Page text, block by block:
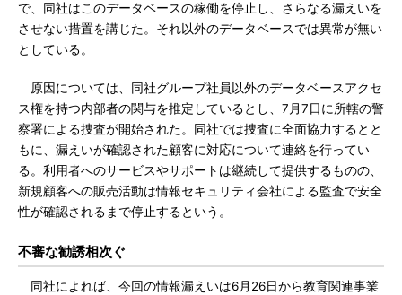
で、同社はこのデータベースの稼働を停止し、さらなる漏えいを
させない措置を講じた。それ以外のデータベースでは異常が無い
としている。
原因については、同社グループ社員以外のデータベースアクセ
ス権を持つ内部者の関与を推定しているとし、7月7日に所轄の警
察署による捜査が開始された。同社では捜査に全面協力するとと
もに、漏えいが確認された顧客に対応について連絡を行ってい
る。利用者へのサービスやサポートは継続して提供するものの、
新規顧客への販売活動は情報セキュリティ会社による監査で安全
性が確認されるまで停止するという。
不審な勧誘相次ぐ
同社によれば、今回の情報漏えいは6月26日から教育関連事業